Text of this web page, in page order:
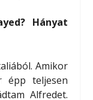
Hányat
Amikor
épp teljesen
Alfredet.